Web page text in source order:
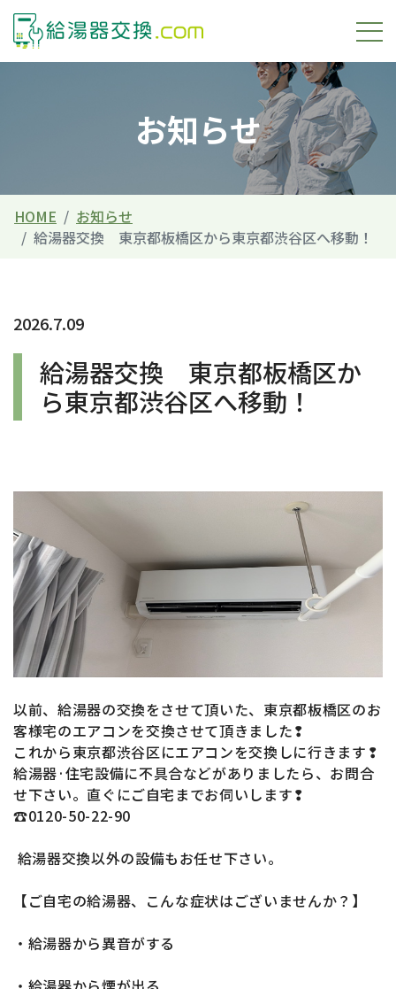
お知らせ
HOME
お知らせ
給湯器交換 東京都板橋区から東京都渋谷区へ移動！
2026.7.09
給湯器交換 東京都板橋区か
ら東京都渋谷区へ移動！
以前、給湯器の交換をさせて頂いた、東京都板橋区のお
客様宅のエアコンを交換させて頂きました❢
これから東京都渋谷区にエアコンを交換しに行きます❢
給湯器·住宅設備に不具合などがありましたら、お問合
せ下さい。直ぐにご自宅までお伺いします❢
☎0120-50-22-90
給湯器交換以外の設備もお任せ下さい。
【ご自宅の給湯器、こんな症状はございませんか？】
・給湯器から異音がする